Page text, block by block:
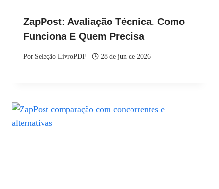
ZapPost: Avaliação Técnica, Como
Funciona E Quem Precisa
Por Seleção LivroPDF 28 de jun de 2026